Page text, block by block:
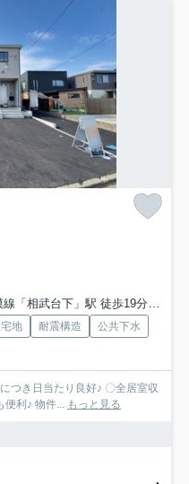
線「相武台下」駅 徒歩19分
地 耐震構造
公共下水
つき日当たり良好♪ 〇全居室収
納付き♪ 〇４駅利用可能で通勤通学にも便利♪ 物件... もっと見る